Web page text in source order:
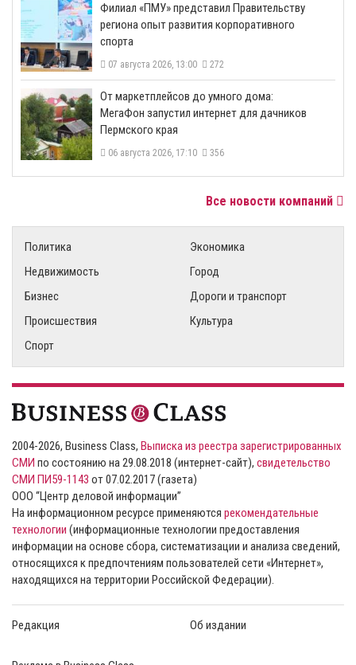
​Филиал «ПМУ» представил Правительству
региона опыт развития корпоративного
спорта
07 августа 2026, 13:00 272
От маркетплейсов до умного дома:
МегаФон запустил интернет для дачников
Пермского края
06 августа 2026, 17:10 356
Все новости компаний
Политика
Экономика
Недвижимость
Город
Бизнес
Дороги и транспорт
Происшествия
Культура
Спорт
2004-2026, Business Class, Выписка из реестра зарегистрированных
СМИ по состоянию на 29.08.2018 (интернет-сайт), свидетельство
СМИ ПИ59-1143 от 07.02.2017 (газета)
ООО “Центр деловой информации”
На информационном ресурсе применяются рекомендательные
технологии (информационные технологии предоставления
информации на основе сбора, систематизации и анализа сведений,
относящихся к предпочтениям пользователей сети «Интернет»,
находящихся на территории Российской Федерации).
Редакция Об издании